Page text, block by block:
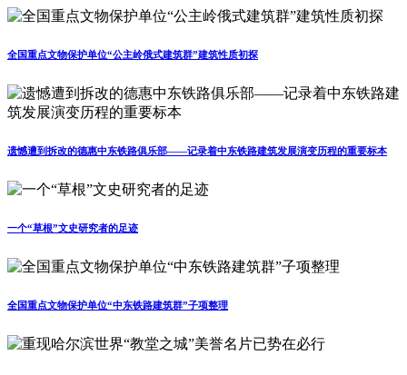
全国重点文物保护单位“公主岭俄式建筑群”建筑性质初探
遗憾遭到拆改的德惠中东铁路俱乐部——记录着中东铁路建筑发展演变历程的重要标本
一个“草根”文史研究者的足迹
全国重点文物保护单位“中东铁路建筑群”子项整理